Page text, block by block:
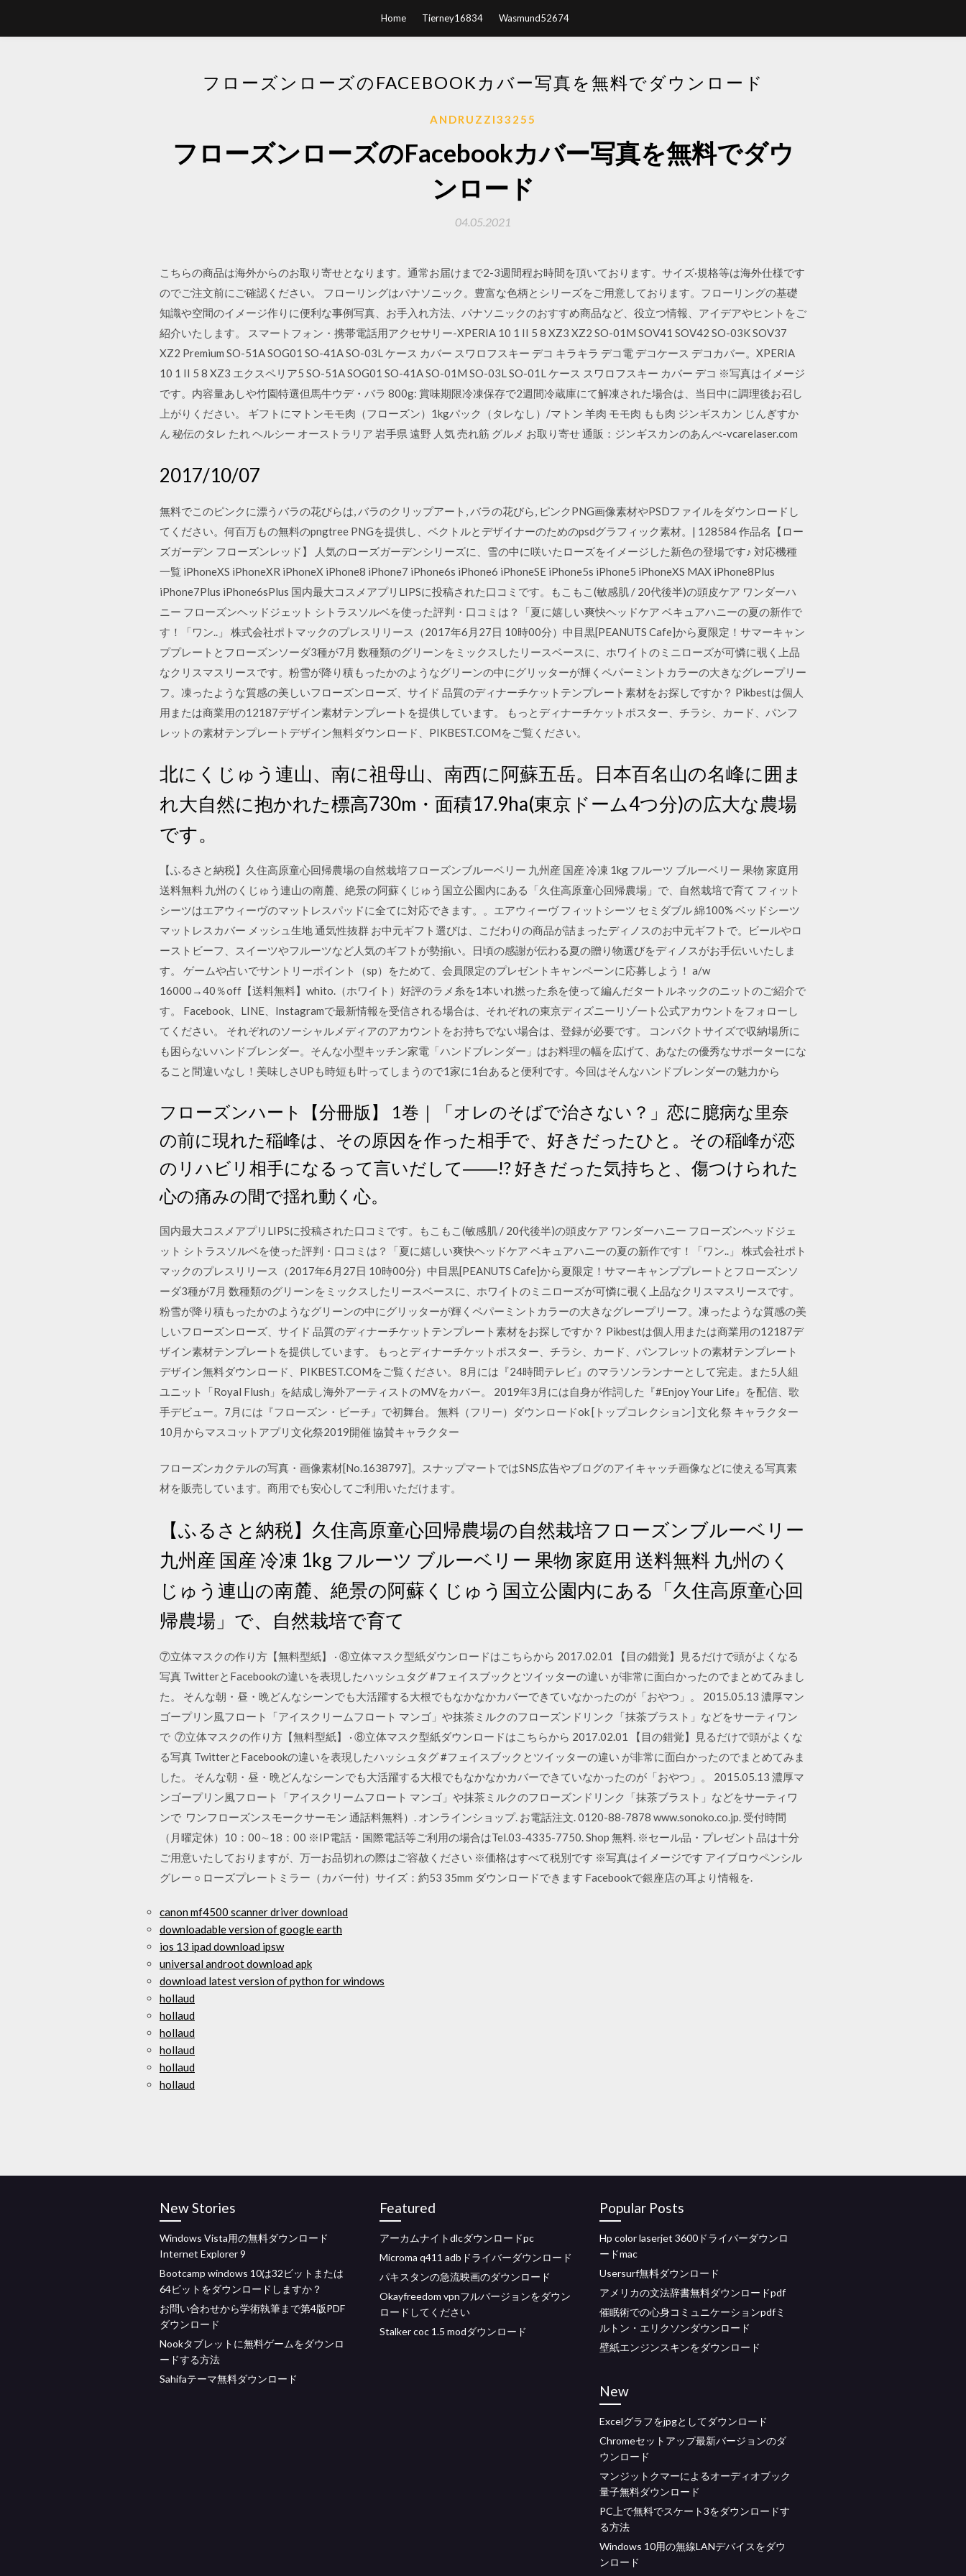
Home Tierney16834 Wasmund52674
フローズンローズのFACEBOOKカバー写真を無料でダウンロード
ANDRUZZI33255
フローズンローズのFacebookカバー写真を無料でダウ
ンロード
04.05.2021
こちらの商品は海外からのお取り寄せとなります。通常お届けまで2-3週間程お時間を頂いております。サイズ·規格等は海外仕様です
のでご注文前にご確認ください。 フローリングはパナソニック。豊富な色柄とシリーズをご用意しております。フローリングの基礎
知識や空間のイメージ作りに便利な事例写真、お手入れ方法、パナソニックのおすすめ商品など、役立つ情報、アイデアやヒントをご
紹介いたします。 スマートフォン・携帯電話用アクセサリー-XPERIA 10 1 II 5 8 XZ3 XZ2 SO-01M SOV41 SOV42 SO-03K SOV37
XZ2 Premium SO-51A SOG01 SO-41A SO-03L ケース カバー スワロフスキー デコ キラキラ デコ電 デコケース デコカバー。XPERIA
10 1 II 5 8 XZ3 エクスペリア5 SO-51A SOG01 SO-41A SO-01M SO-03L SO-01L ケース スワロフスキー カバー デコ ※写真はイメージ
です。内容量あしや竹園特選但馬牛ウデ・バラ 800g: 賞味期限冷凍保存で2週間冷蔵庫にて解凍された場合は、当日中に調理後お召し
上がりください。 ギフトにマトンモモ肉（フローズン）1kgパック（タレなし）/マトン 羊肉 モモ肉 もも肉 ジンギスカン じんぎすか
ん 秘伝のタレ たれ ヘルシー オーストラリア 岩手県 遠野 人気 売れ筋 グルメ お取り寄せ 通販：ジンギスカンのあんべ-vcarelaser.com
2017/10/07
無料でこのピンクに漂うバラの花びらは, バラのクリップアート, バラの花びら, ピンクPNG画像素材やPSDファイルをダウンロードし
てください。何百万もの無料のpngtree PNGを提供し、ベクトルとデザイナーのためのpsdグラフィック素材。| 128584 作品名【ロー
ズガーデン フローズンレッド】 人気のローズガーデンシリーズに、雪の中に咲いたローズをイメージした新色の登場です♪ 対応機種
一覧 iPhoneXS iPhoneXR iPhoneX iPhone8 iPhone7 iPhone6s iPhone6 iPhoneSE iPhone5s iPhone5 iPhoneXS MAX iPhone8Plus
iPhone7Plus iPhone6sPlus 国内最大コスメアプリLIPSに投稿された口コミです。もこもこ(敏感肌 / 20代後半)の頭皮ケア ワンダーハ
ニー フローズンヘッドジェット シトラスソルベを使った評判・口コミは？「夏に嬉しい爽快ヘッドケア ベキュアハニーの夏の新作で
す！「ワン..」 株式会社ポトマックのプレスリリース（2017年6月27日 10時00分）中目黒[PEANUTS Cafe]から夏限定！サマーキャン
ププレートとフローズンソーダ3種が7月 数種類のグリーンをミックスしたリースベースに、ホワイトのミニローズが可憐に覗く上品
なクリスマスリースです。粉雪が降り積もったかのようなグリーンの中にグリッターが輝くペパーミントカラーの大きなグレープリー
フ。凍ったような質感の美しいフローズンローズ、サイド 品質のディナーチケットテンプレート素材をお探しですか？ Pikbestは個人
用または商業用の12187デザイン素材テンプレートを提供しています。 もっとディナーチケットポスター、チラシ、カード、パンフ
レットの素材テンプレートデザイン無料ダウンロード、PIKBEST.COMをご覧ください。
北にくじゅう連山、南に祖母山、南西に阿蘇五岳。日本百名山の名峰に囲ま
れ大自然に抱かれた標高730m・面積17.9ha(東京ドーム4つ分)の広大な農場
です。
【ふるさと納税】久住高原童心回帰農場の自然栽培フローズンブルーベリー 九州産 国産 冷凍 1kg フルーツ ブルーベリー 果物 家庭用
送料無料 九州のくじゅう連山の南麓、絶景の阿蘇くじゅう国立公園内にある「久住高原童心回帰農場」で、自然栽培で育て フィット
シーツはエアウィーヴのマットレスパッドに全てに対応できます。。エアウィーヴ フィットシーツ セミダブル 綿100% ベッドシーツ
マットレスカバー メッシュ生地 通気性抜群 お中元ギフト選びは、こだわりの商品が詰まったディノスのお中元ギフトで。ビールやロ
ーストビーフ、スイーツやフルーツなど人気のギフトが勢揃い。日頃の感謝が伝わる夏の贈り物選びをディノスがお手伝いいたしま
す。 ゲームや占いでサントリーポイント（sp）をためて、会員限定のプレゼントキャンペーンに応募しよう！ a/w
16000→40％off【送料無料】whito.（ホワイト）好評のラメ糸を1本いれ撚った糸を使って編んだタートルネックのニットのご紹介で
す。 Facebook、LINE、Instagramで最新情報を受信される場合は、それぞれの東京ディズニーリゾート公式アカウントをフォローし
てください。 それぞれのソーシャルメディアのアカウントをお持ちでない場合は、登録が必要です。 コンパクトサイズで収納場所に
も困らないハンドブレンダー。そんな小型キッチン家電「ハンドブレンダー」はお料理の幅を広げて、あなたの優秀なサポーターにな
ること間違いなし！美味しさUPも時短も叶ってしまうので1家に1台あると便利です。今回はそんなハンドブレンダーの魅力から
フローズンハート【分冊版】 1巻｜「オレのそばで治さない？」恋に臆病な里奈
の前に現れた稲峰は、その原因を作った相手で、好きだったひと。その稲峰が恋
のリハビリ相手になるって言いだして――!? 好きだった気持ちと、傷つけられた
心の痛みの間で揺れ動く心。
国内最大コスメアプリLIPSに投稿された口コミです。もこもこ(敏感肌 / 20代後半)の頭皮ケア ワンダーハニー フローズンヘッドジェ
ット シトラスソルベを使った評判・口コミは？「夏に嬉しい爽快ヘッドケア ベキュアハニーの夏の新作です！「ワン..」 株式会社ポト
マックのプレスリリース（2017年6月27日 10時00分）中目黒[PEANUTS Cafe]から夏限定！サマーキャンププレートとフローズンソ
ーダ3種が7月 数種類のグリーンをミックスしたリースベースに、ホワイトのミニローズが可憐に覗く上品なクリスマスリースです。
粉雪が降り積もったかのようなグリーンの中にグリッターが輝くペパーミントカラーの大きなグレープリーフ。凍ったような質感の美
しいフローズンローズ、サイド 品質のディナーチケットテンプレート素材をお探しですか？ Pikbestは個人用または商業用の12187デ
ザイン素材テンプレートを提供しています。 もっとディナーチケットポスター、チラシ、カード、パンフレットの素材テンプレート
デザイン無料ダウンロード、PIKBEST.COMをご覧ください。 8月には『24時間テレビ』のマラソンランナーとして完走。また5人組
ユニット「Royal Flush」を結成し海外アーティストのMVをカバー。 2019年3月には自身が作詞した『#Enjoy Your Life』を配信、歌
手デビュー。7月には『フローズン・ビーチ』で初舞台。 無料（フリー）ダウンロードok [トップコレクション] 文化 祭 キャラクター
10月からマスコットアプリ文化祭2019開催 協賛キャラクター
フローズンカクテルの写真・画像素材[No.1638797]。スナップマートではSNS広告やブログのアイキャッチ画像などに使える写真素
材を販売しています。商用でも安心してご利用いただけます。
【ふるさと納税】久住高原童心回帰農場の自然栽培フローズンブルーベリー
九州産 国産 冷凍 1kg フルーツ ブルーベリー 果物 家庭用 送料無料 九州のく
じゅう連山の南麓、絶景の阿蘇くじゅう国立公園内にある「久住高原童心回
帰農場」で、自然栽培で育て
⑦立体マスクの作り方【無料型紙】 · ⑧立体マスク型紙ダウンロードはこちらから 2017.02.01 【目の錯覚】見るだけで頭がよくなる
写真 TwitterとFacebookの違いを表現したハッシュタグ #フェイスブックとツイッターの違い が非常に面白かったのでまとめてみまし
た。 そんな朝・昼・晩どんなシーンでも大活躍する大根でもなかなかカバーできていなかったのが「おやつ」。 2015.05.13 濃厚マン
ゴープリン風フロート「アイスクリームフロート マンゴ」や抹茶ミルクのフローズンドリンク「抹茶ブラスト」などをサーティワン
で ⑦立体マスクの作り方【無料型紙】 · ⑧立体マスク型紙ダウンロードはこちらから 2017.02.01 【目の錯覚】見るだけで頭がよくな
る写真 TwitterとFacebookの違いを表現したハッシュタグ #フェイスブックとツイッターの違い が非常に面白かったのでまとめてみま
した。 そんな朝・昼・晩どんなシーンでも大活躍する大根でもなかなかカバーできていなかったのが「おやつ」。 2015.05.13 濃厚マ
ンゴープリン風フロート「アイスクリームフロート マンゴ」や抹茶ミルクのフローズンドリンク「抹茶ブラスト」などをサーティワ
ンで ワンフローズンスモークサーモン 通話料無料）. オンラインショップ. お電話注文. 0120-88-7878 www.sonoko.co.jp. 受付時間
（月曜定休）10：00∼18：00 ※IP電話・国際電話等ご利用の場合はTel.03-4335-7750. Shop 無料. ※セール品・プレゼント品は十分
ご用意いたしておりますが、万一お品切れの際はご容赦ください ※価格はすべて税別です ※写真はイメージです アイブロウペンシル
グレー ○ ローズプレートミラー（カバー付）サイズ：約53 35mm ダウンロードできます Facebookで銀座店の耳より情報を.
canon mf4500 scanner driver download
downloadable version of google earth
ios 13 ipad download ipsw
universal androot download apk
download latest version of python for windows
hollaud
hollaud
hollaud
hollaud
hollaud
hollaud
New Stories
Windows Vista用の無料ダウンロード
Internet Explorer 9
Bootcamp windows 10は32ビットまたは
64ビットをダウンロードしますか？
お問い合わせから学術執筆まで第4版PDF
ダウンロード
Nookタブレットに無料ゲームをダウンロ
ードする方法
Sahifaテーマ無料ダウンロード
Featured
アーカムナイトdlcダウンロードpc
Microma q411 adbドライバーダウンロード
パキスタンの急流映画のダウンロード
Okayfreedom vpnフルバージョンをダウン
ロードしてください
Stalker coc 1.5 modダウンロード
Popular Posts
Hp color laserjet 3600ドライバーダウンロ
ードmac
Usersurf無料ダウンロード
アメリカの文法辞書無料ダウンロードpdf
催眠術での心身コミュニケーションpdfミ
ルトン・エリクソンダウンロード
壁紙エンジンスキンをダウンロード
New
Excelグラフをjpgとしてダウンロード
Chromeセットアップ最新バージョンのダ
ウンロード
マンジットクマーによるオーディオブック
量子無料ダウンロード
PC上で無料でスケート3をダウンロードす
る方法
Windows 10用の無線LANデバイスをダウ
ンロード